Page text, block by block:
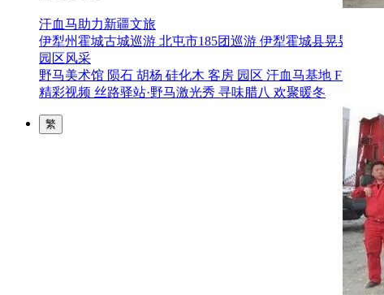
汗血马助力新疆文旅
伊犁州霍城古城巡游 北屯市185团巡游 伊犁霍城县晃晃村巡游
园区风采
野马美术馆 陨石 胡杨 硅化木 客房 园区 汗血马基地 F座大厅
精彩视频 丝路驿站·野马激光秀 寻味腊八 欢聚暖冬
繁